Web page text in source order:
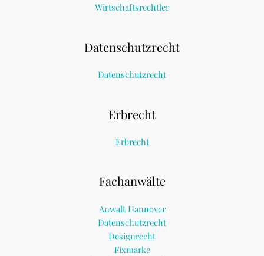
Wirtschaftsrechtler
Datenschutzrecht
Datenschutzrecht
Erbrecht
Erbrecht
Fachanwälte
Anwalt Hannover
Datenschutzrecht
Designrecht
Fixmarke